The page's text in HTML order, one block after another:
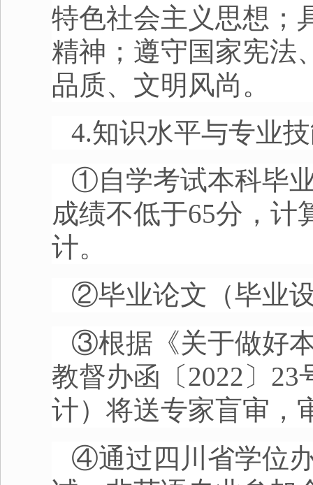
特色社会主义思想；
精神；遵守国家宪法
品质、文明风尚。
4.知识水平与专业
①自学考试本科毕
成绩不低于65分，计
计。
②毕业论文（毕业
③根据《关于做好
教督办函〔2022 〕 23
计）将送专家盲审，
④通过四川省学位